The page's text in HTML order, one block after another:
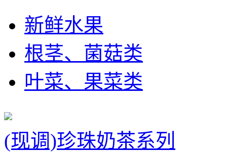
新鲜水果
根茎、菌菇类
叶菜、果菜类
(现调)珍珠奶茶系列